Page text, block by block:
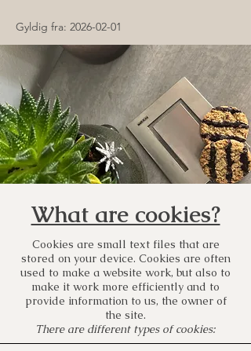
Gyldig fra: 2026-02-01
What are cookies?
Cookies are small text files that are
stored on your device. Cookies are often
used to make a website work, but also to
make it work more efficiently and to
provide information to us, the owner of
the site.
There are different types of cookies: